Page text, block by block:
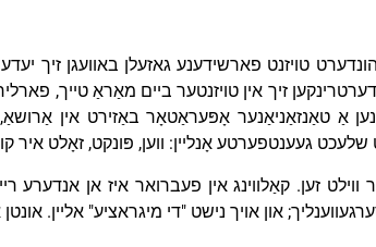
250,000 זעברעס, און א פאר הונדערט טויזנט פארשידענע גאזעלן
אַ טאַנזאַניאַנער אָפּעראַטאָר באַזירט אין
זען. קאַלווינג אין פעברואר איז אן אנדערע